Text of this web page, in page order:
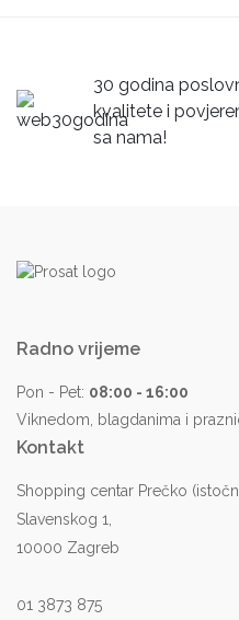
30 godina
kvalitete i
sa nama!
Radno vrijeme
Pon - Pet: 08:00 - 16:00
Viknedom, blagdanima i
Kontakt
Shopping centar Prečko
Slavenskog 1,
10000 Zagreb
01 3873 875